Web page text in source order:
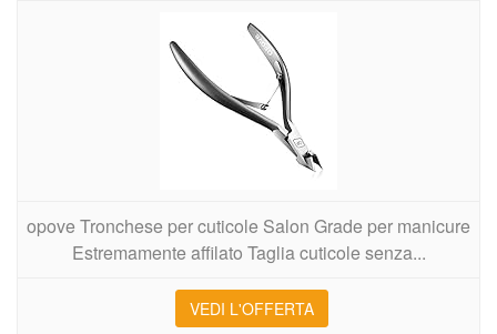
opove Tronchese per cuticole Salon Grade per manicure
Estremamente affilato Taglia cuticole senza...
VEDI L'OFFERTA